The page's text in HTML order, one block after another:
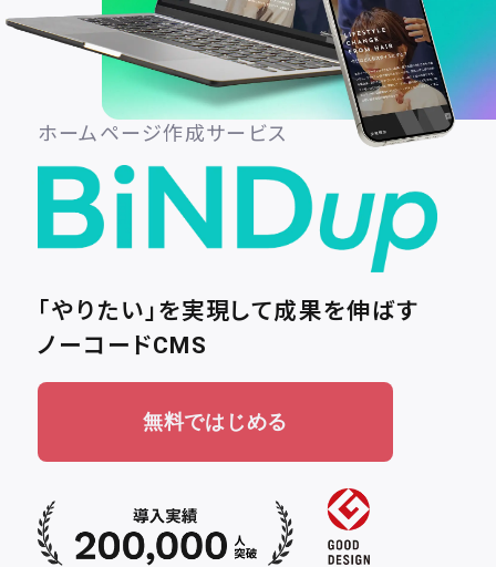
ホームページ作成サービス
「やりたい」を実現して成果を伸ばす
ノーコードCMS
無料ではじめる